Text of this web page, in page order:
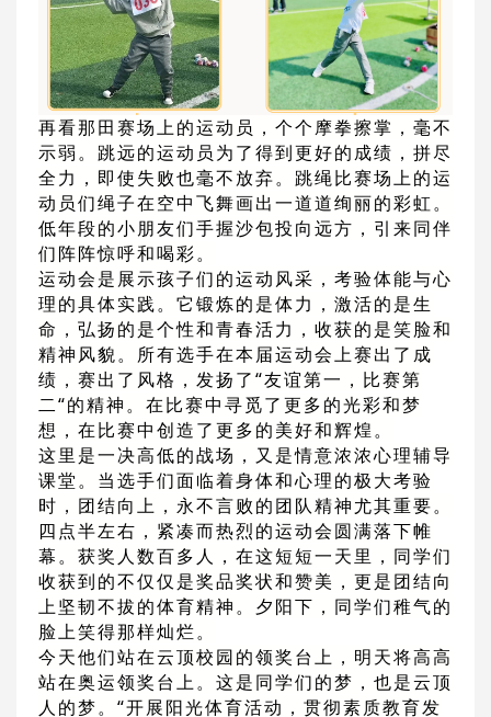
再看那田赛场上的运动员，个个摩拳擦掌，毫不
示弱。跳远的运动员为了得到更好的成绩，拼尽
全力，即使失败也毫不放弃。跳绳比赛场上的运
动员们绳子在空中飞舞画出一道道绚丽的彩虹。
低年段的小朋友们手握沙包投向远方，引来同伴
们阵阵惊呼和喝彩。
运动会是展示孩子们的运动风采，考验体能与心
理的具体实践。它锻炼的是体力，激活的是生
命，弘扬的是个性和青春活力，收获的是笑脸和
精神风貌。所有选手在本届运动会上赛出了成
绩，赛出了风格，发扬了“友谊第一，比赛第
二“的精神。在比赛中寻觅了更多的光彩和梦
想，在比赛中创造了更多的美好和辉煌。
这里是一决高低的战场，又是情意浓浓心理辅导
课堂。当选手们面临着身体和心理的极大考验
时，团结向上，永不言败的团队精神尤其重要。
四点半左右，紧凑而热烈的运动会圆满落下帷
幕。获奖人数百多人，在这短短一天里，同学们
收获到的不仅仅是奖品奖状和赞美，更是团结向
上坚韧不拔的体育精神。夕阳下，同学们稚气的
脸上笑得那样灿烂。
今天他们站在云顶校园的领奖台上，明天将高高
站在奥运领奖台上。这是同学们的梦，也是云顶
人的梦。“开展阳光体育活动，贯彻素质教育发